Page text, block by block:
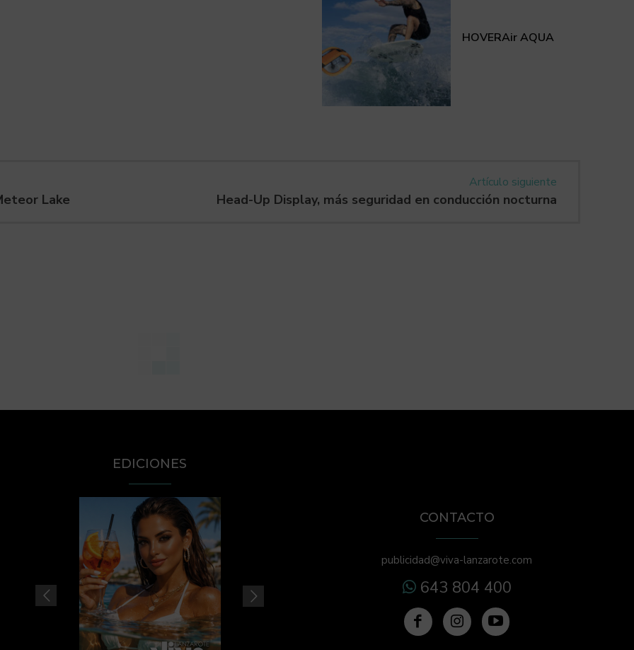
HOVERAir AQUA
Lake
Artículo siguiente
Head-Up Display, más seguridad en conducción nocturna
EDICIONES
CONTACTO
publicidad@viva-lanzarote.com
643 804 400